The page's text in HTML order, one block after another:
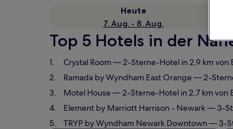
Heute
7. Aug. - 8. Aug.
Top 5 Hotels in der
Crystal Room— 2-Sterne-Hotel in 2,9 km von
Ramada by Wyndham East Orange— 2-
Motel House— 2-Sterne-Hotel in 2,7 km von
Element by Marriott Harrison - Newark— 3-
TRYP by Wyndham Newark Downtown— 3-